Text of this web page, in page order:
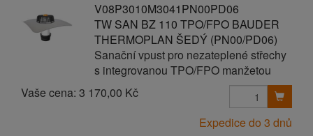
V08P3010M3041PN00PD06
TW SAN BZ 110 TPO/FPO BAUDER
THERMOPLAN ŠEDÝ (PN00/PD06)
Sanační vpust pro nezateplené střechy
s integrovanou TPO/FPO manžetou
Vaše cena: 3 170,00 Kč
Expedice do 3 dnů